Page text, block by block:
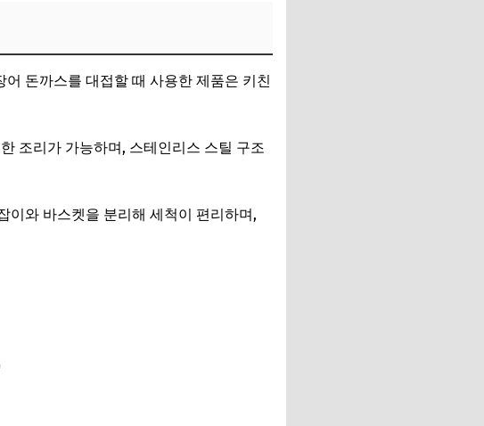
돈까스를 대접할 때 사용한 제품은 키친
조리가 가능하며, 스테인리스 스틸 구조
이와 바스켓을 분리해 세척이 편리하며,